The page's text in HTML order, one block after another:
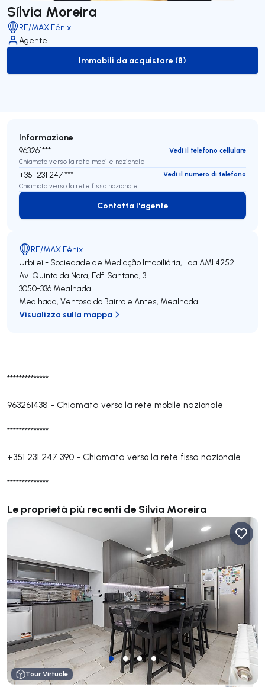
Sílvia Moreira
RE/MAX Fénix
Agente
to-buy-listing
Immobili da acquistare (8)
**************
963261438 - Chiamata verso la rete mobile nazionale
**************
+351 231 247 390 - Chiamata verso la rete fissa nazionale
**************
Le proprietà più recenti de Sílvia Moreira
Tour Virtuale
Informazione
963261***
Vedi il telefono cellulare
Chiamata verso la rete mobile nazionale
+351 231 247 ***
Vedi il numero di telefono
Chiamata verso la rete fissa nazionale
Contatta l'agente
Contatta l'agente
RE/MAX Fénix
Urbilei - Sociedade de Mediação Imobiliária, Lda AMI 4252
Av. Quinta da Nora, Edf. Santana, 3
3050-336 Mealhada
Mealhada, Ventosa do Bairro e Antes, Mealhada
Visualizza sulla mappa